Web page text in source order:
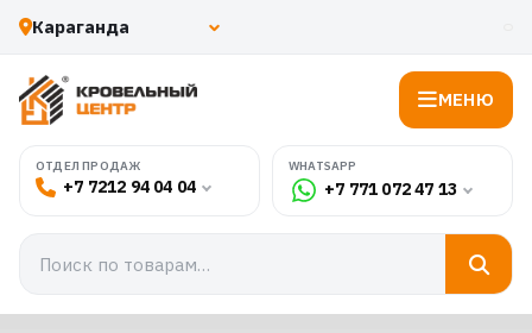
МЕНЮ
ОТДЕЛ ПРОДАЖ
+7 7212 94 04 04
WHATSAPP
+7 771 072 47 13